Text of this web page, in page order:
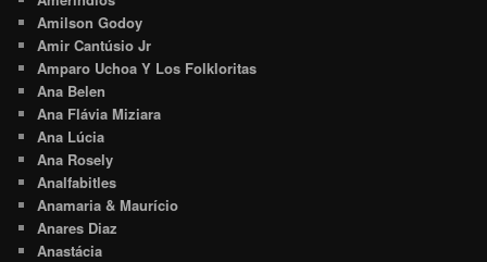
Amilson Godoy
Amir Cantúsio Jr
Amparo Uchoa Y Los Folkloritas
Ana Belen
Ana Flávia Miziara
Ana Lúcia
Ana Rosely
Analfabitles
Anamaria & Maurício
Anares Diaz
Anastácia